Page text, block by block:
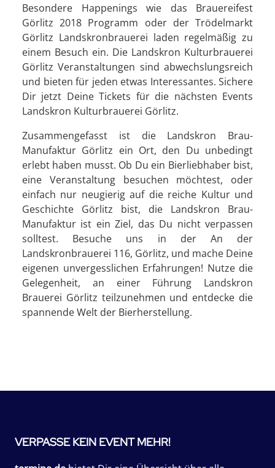
Besondere Happenings wie das Brauereifest
Görlitz 2018 Programm oder der Trödelmarkt
Görlitz Landskronbrauerei laden regelmäßig zu
einem Besuch ein. Die Landskron Kulturbrauerei
Görlitz Veranstaltungen sind abwechslungsreich
und bieten für jeden etwas Interessantes. Sichere
Dir jetzt Deine Tickets für die nächsten Events
Landskron Kulturbrauerei Görlitz.
Zusammengefasst ist die Landskron Brau-
Manufaktur Görlitz ein Ort, den Du unbedingt
erlebt haben musst. Ob Du ein Bierliebhaber bist,
eine Veranstaltung besuchen möchtest, oder
einfach nur neugierig auf die reiche Kultur und
Geschichte Görlitz bist, die Landskron Brau-
Manufaktur ist ein Ziel, das Du nicht verpassen
solltest. Besuche uns in der An der
Landskronbrauerei 116, Görlitz, und mache Deine
eigenen unvergesslichen Erfahrungen! Nutze die
Gelegenheit, an einer Führung Landskron
Brauerei Görlitz teilzunehmen und entdecke die
spannende Welt der Bierherstellung.
VERPASSE KEIN EVENT MEHR!